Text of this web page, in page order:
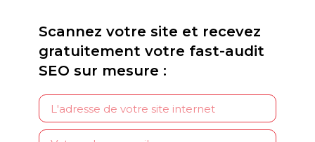
Scannez votre site et recevez
gratuitement votre fast-audit
SEO sur mesure :